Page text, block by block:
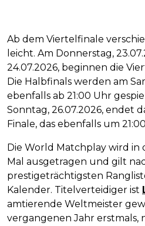
Ab dem Viertelfinale
leicht. Am Donnerstag,
24.07.2026, beginnen die
Die Halbfinals werden am
ebenfalls ab 21:00 Uhr
Sonntag, 26.07.2026, endet
Finale, das ebenfalls um
Die World Matchplay wird in
Mal ausgetragen und gilt
prestigeträchtigsten
Kalender. Titelverteidiger ist
amtierende Weltmeister
vergangenen Jahr erstmals,